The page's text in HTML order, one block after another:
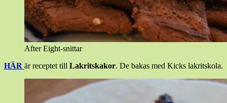
After Eight-snittar
HÄR är receptet till Lakritskakor. De bakas med Kicks lakritskola.